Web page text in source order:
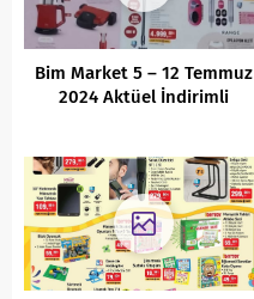
Bim Market 5 – 12 Temmuz
2024 Aktüel İndirimli